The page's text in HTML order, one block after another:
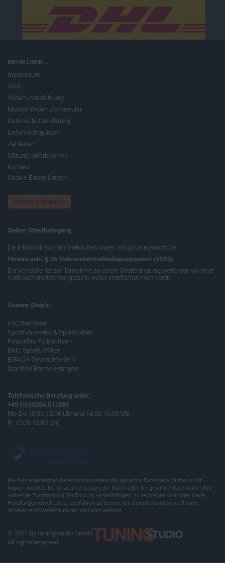
MEHR ÜBER...
Impressum
AGB
Widerrufsbelehrung
Muster-Widerrufsformular
Datenschutzerklärung
Lieferbedingungen
Zahlarten
Sitzung unterbrochen
Kontakt
Cookie Einstellungen
Vertrag widerrufen
Online-Streitbeilegung
Die E-Mailadresse des Verkäufers lautet: info@tuningstudio.de.
Hinweis gem. § 36 Verbraucherstreitbeilegungsgesetz (VSBG)
Der Verkäufer ist zur Teilnahme an einem Streitbeilegungsverfahren vor einer
Verbraucherschlichtungsstelle weder verpflichtet noch bereit.
Unsere Shop's:
EBC Bremsen
Sportfahrwerke & Sportfedern
Powerflex PU Buchsen
BMC Sportluftfilter
EIBACH Gewindefedern
Stahlflex Bremsleitungen
Telefonische Beratung unter:
+49 (0)33206.511880
Mo-Do 10:00-12:00 Uhr und 14:00-16:00 Uhr
Fr 10:00-12:00 Uhr
Die hier angezeigten Daten insbesondere die gesamte Datenbank dürfen nicht
kopiert werden. Es ist zu unterlassen, die Daten oder die gesamte Datenbank ohne
vorherige Zustimmung TecDocs zu vervielfältigen, zu verbreiten und/oder diese
Handlungen durch Dritte ausführen zu lassen. Ein Zuwiderhandeln stellt eine
Urheberrechtsverletzung dar und wird verfolgt.
© 2021 by tuningstudio GmbH
All rights reserved